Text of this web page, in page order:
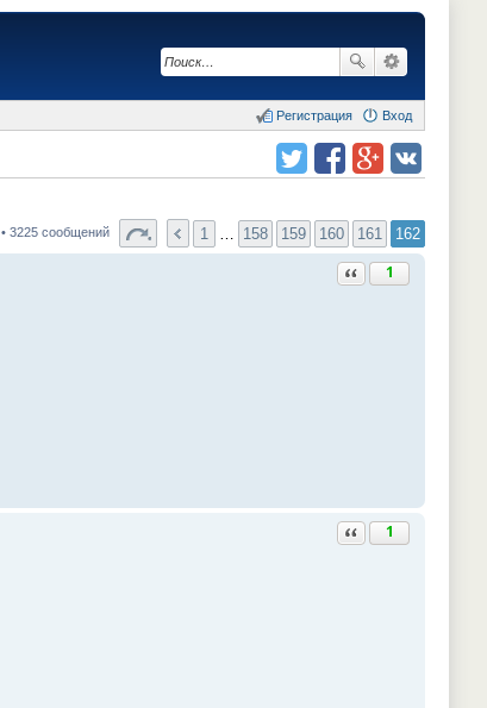
Вход
Регистрация
• 3225 сообщений 1 158 159 160 161 162
Ответить с цитатой
1
Ответить с цитатой
1